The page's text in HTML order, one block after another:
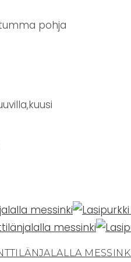
pohja